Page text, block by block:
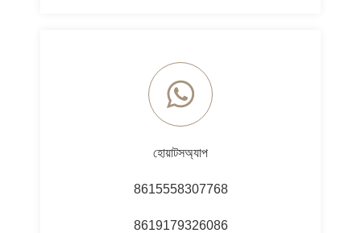
হোয়াটসঅ্যাপ
8615558307768
8619179326086